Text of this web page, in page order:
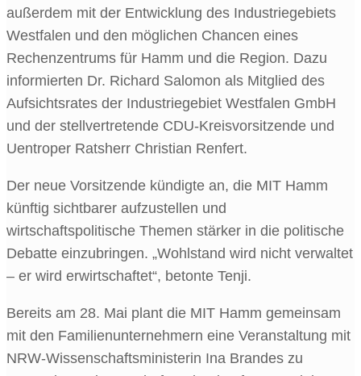
außerdem mit der Entwicklung des Industriegebiets
Westfalen und den möglichen Chancen eines
Rechenzentrums für Hamm und die Region. Dazu
informierten Dr. Richard Salomon als Mitglied des
Aufsichtsrates der Industriegebiet Westfalen GmbH
und der stellvertretende CDU-Kreisvorsitzende und
Uentroper Ratsherr Christian Renfert.
Der neue Vorsitzende kündigte an, die MIT Hamm
künftig sichtbarer aufzustellen und
wirtschaftspolitische Themen stärker in die politische
Debatte einzubringen. „Wohlstand wird nicht verwaltet
– er wird erwirtschaftet“, betonte Tenji.
Bereits am 28. Mai plant die MIT Hamm gemeinsam
mit den Familienunternehmern eine Veranstaltung mit
NRW-Wissenschaftsministerin Ina Brandes zu